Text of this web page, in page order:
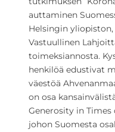
auttaminen
Helsingin yliopiston,
Vastuullinen
toimeksiannosta.
henkilöä edustivat
väestöä
on osa
Generosity in
johon Suomesta